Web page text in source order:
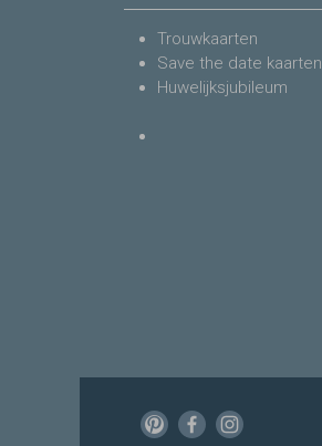
Trouwkaarten
Save the date kaarten
Huwelijksjubileum